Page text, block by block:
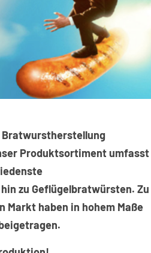
Produktsortiment umfasst
zu Geflügelbratwürsten. Zu
haben in hohem Maße